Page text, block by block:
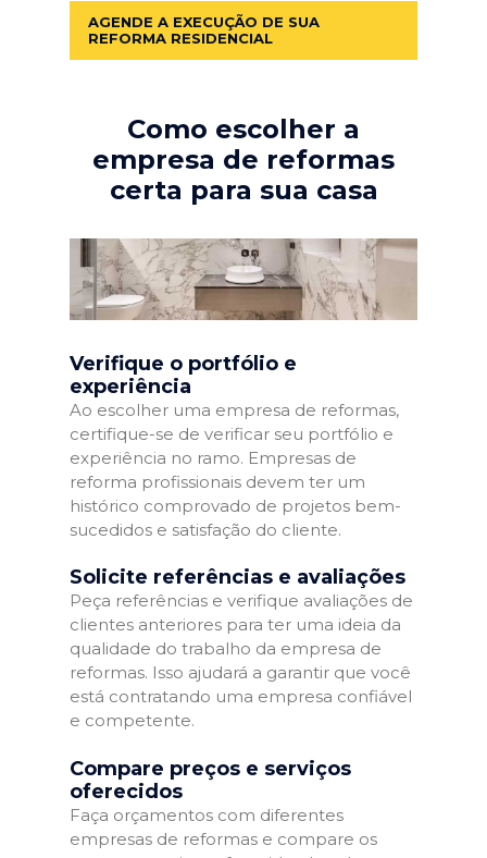
AGENDE A EXECUÇÃO DE SUA
REFORMA RESIDENCIAL
Como escolher a
empresa de reformas
certa para sua casa
Verifique o portfólio e
experiência
Ao escolher uma empresa de reformas,
certifique-se de verificar seu portfólio e
experiência no ramo. Empresas de
reforma profissionais devem ter um
histórico comprovado de projetos bem-
sucedidos e satisfação do cliente.
Solicite referências e avaliações
Peça referências e verifique avaliações de
clientes anteriores para ter uma ideia da
qualidade do trabalho da empresa de
reformas. Isso ajudará a garantir que você
está contratando uma empresa confiável
e competente.
Compare preços e serviços
oferecidos
Faça orçamentos com diferentes
empresas de reformas e compare os